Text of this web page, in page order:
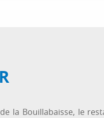
la Bouillabaisse, le